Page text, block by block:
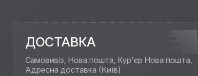
ДОСТАВКА
Самовивіз, Нова пошта, Кур'єр Нова пошта,
Адресна доставка (Київ)